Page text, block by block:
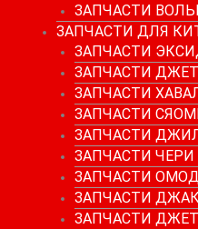
ЗАПЧАСТИ
ЗАПЧАСТИ ДЛЯ
ЗАПЧАСТИ
ЗАПЧАСТИ
ЗАПЧАСТИ
ЗАПЧАСТИ
ЗАПЧАСТИ
ЗАПЧАСТИ ЧЕРИ
ЗАПЧАСТИ
ЗАПЧАСТИ
ЗАПЧАСТИ